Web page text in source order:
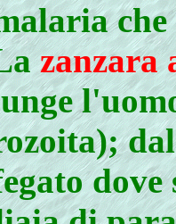
zanzara